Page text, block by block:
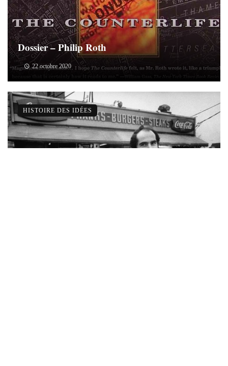
Dossier – Philip Roth
22 octobre 2020
HISTOIRE DES IDÉES